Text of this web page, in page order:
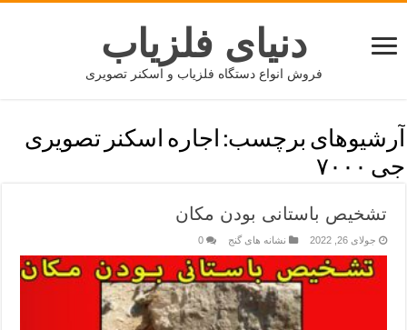
دنیای فلزیاب
فروش انواع دستگاه فلزیاب و اسکنر تصویری
آرشیوهای برچسب: اجاره اسکنر تصویری
جی ۷۰۰۰
تشخیص باستانی بودن مکان
جولای 26, 2022 نشانه های گنج 0